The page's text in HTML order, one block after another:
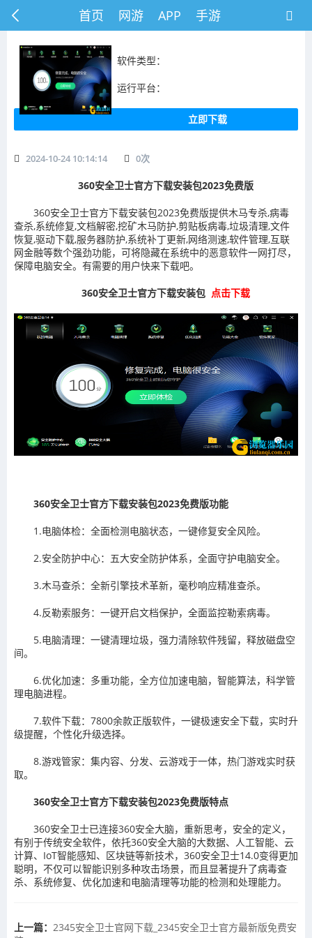
首页 网游 APP 手游
软件类型：
运行平台：
立即下载
2024-10-24 10:14:14 0次
360安全卫士官方下载安装包2023免费版
360安全卫士官方下载安装包2023免费版提供木马专杀,病毒
查杀,系统修复,文档解密,挖矿木马防护,剪贴板病毒,垃圾清理,文件
恢复,驱动下载,服务器防护,系统补丁更新,网络测速,软件管理,互联
网金融等数个强劲功能，可将隐藏在系统中的恶意软件一网打尽，
保障电脑安全。有需要的用户快来下载吧。
360安全卫士官方下载安装包 点击下载
360安全卫士官方下载安装包2023免费版功能
1.电脑体检：全面检测电脑状态，一键修复安全风险。
2.安全防护中心：五大安全防护体系，全面守护电脑安全。
3.木马查杀：全新引擎技术革新，毫秒响应精准查杀。
4.反勒索服务：一键开启文档保护，全面监控勒索病毒。
5.电脑清理：一键清理垃圾，强力清除软件残留，释放磁盘空
间。
6.优化加速：多重功能，全方位加速电脑，智能算法，科学管
理电脑进程。
7.软件下载：7800余款正版软件，一键极速安全下载，实时升
级提醒，个性化升级选择。
8.游戏管家：集内容、分发、云游戏于一体，热门游戏实时获
取。
360安全卫士官方下载安装包2023免费版特点
360安全卫士已连接360安全大脑，重新思考，安全的定义，
有别于传统安全软件，依托360安全大脑的大数据、人工智能、云
计算、IoT智能感知、区块链等新技术，360安全卫士14.0变得更加
聪明，不仅可以智能识别多种攻击场景，而且显著提升了病毒查
杀、系统修复、优化加速和电脑清理等功能的检测和处理能力。
上一篇： ​2345安全卫士官网下载_2345安全卫士官方最新版免费安